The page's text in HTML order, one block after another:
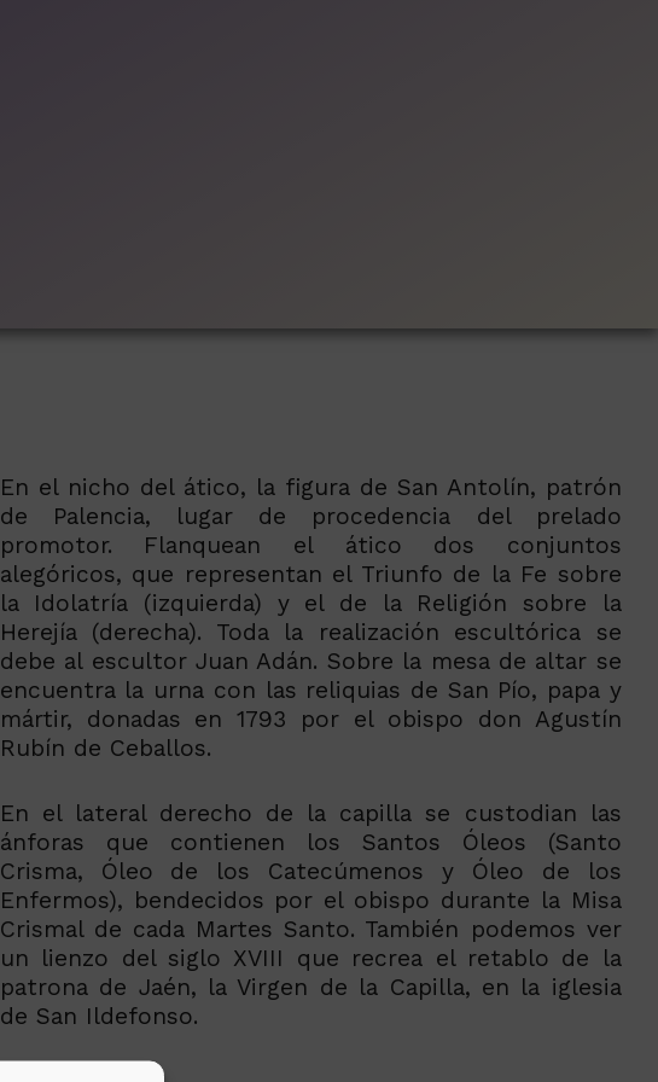
En el nicho del ático, la figura de San Antolín, patrón
de Palencia, lugar de procedencia del prelado
promotor. Flanquean el ático dos conjuntos
alegóricos, que representan el Triunfo de la Fe sobre
la Idolatría (izquierda) y el de la Religión sobre la
Herejía (derecha). Toda la realización escultórica se
debe al escultor Juan Adán. Sobre la mesa de altar se
encuentra la urna con las reliquias de San Pío, papa y
mártir, donadas en 1793 por el obispo don Agustín
Rubín de Ceballos.
En el lateral derecho de la capilla se custodian las
ánforas que contienen los Santos Óleos (Santo
Crisma, Óleo de los Catecúmenos y Óleo de los
Enfermos), bendecidos por el obispo durante la Misa
Crismal de cada Martes Santo. También podemos ver
un lienzo del siglo XVIII que recrea el retablo de la
patrona de Jaén, la Virgen de la Capilla, en la iglesia
de San Ildefonso.